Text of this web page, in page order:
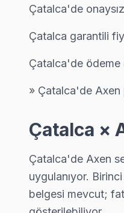
Ferhatpaşa Axen
Axen Servis Merkezi →
Gökçeali Axen Servis
Çatalca'nın Gökçeali
Gümüşpınar Axen
Çatalca Axen Servis →
Hadımköy Axen
Çatalca'de
Çatalca garantili
Çatalca'de ödeme
» Çatalca'de Axen
Çatalca ×
Çatalca'de Axen
uygulanıyor.
belgesi mevcut;